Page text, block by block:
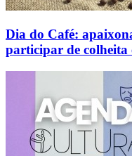
Dia do Café:
participar de colheita